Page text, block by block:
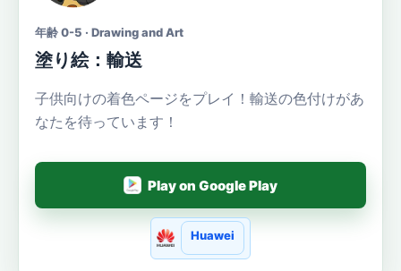
年齢 0-5 · Drawing and Art
塗り絵：輸送
子供向けの着色ページをプレイ！輸送の色付けがあ
なたを待っています！
Play on Google Play
Huawei